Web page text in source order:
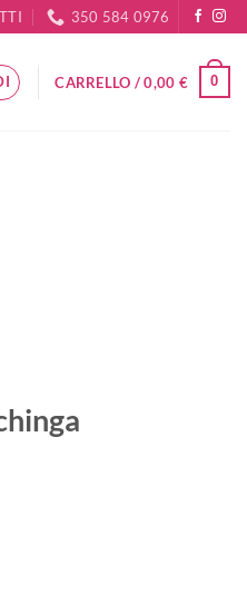
350 584 0976
CARRELLO /0,00 € 0